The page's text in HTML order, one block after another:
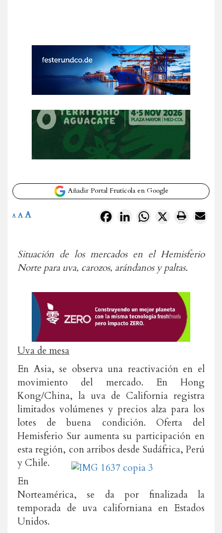
Añadir Portal Frutícola en Google
FacebookLinkedInWhatsApp
X
A A A
Situación de los mercados en el Hemisferio
Norte para uva, carozos, arándanos y paltas.
Uva de mesa
En Asia, se observa una reactivación en el
movimiento del mercado. En Hong
Kong/China, la uva de California registra
limitados volúmenes y precios alza para los
lotes de buena condición. Oferta del
Hemisferio Sur aumenta su participación en
esta región, con arribos desde Sudáfrica, Perú
y Chile.
En
Norteamérica, se da por finalizada la
temporada de uva californiana en Estados
Unidos.